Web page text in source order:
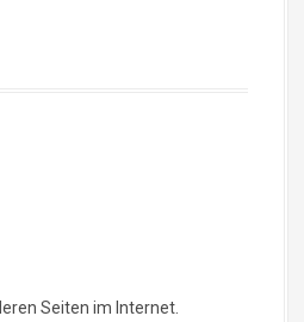
Seiten im Internet.